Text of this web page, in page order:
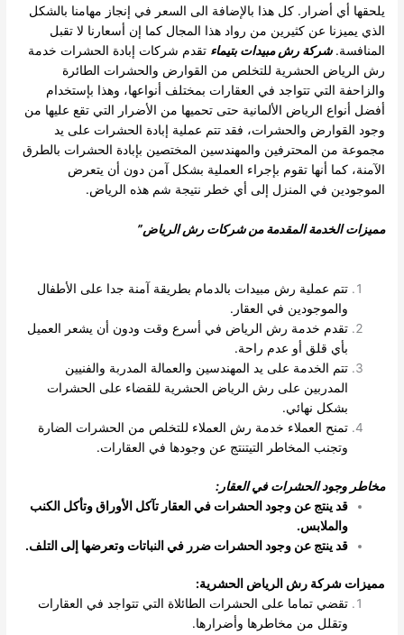
يلحقها أي أضرار. كل هذا بالإضافة الى السعر في إنجاز مهامنا بالشكل
الذي يميزنا عن كثيرين من رواد هذا المجال كما إن أسعارنا لا تقبل
المنافسة.شركة رش مبيدات بتيماء تقدم شركات إبادة الحشرات خدمة
رش الرياض الحشرية للتخلص من القوارض والحشرات الطائرة
والزاحفة التي تتواجد في العقارات بمختلف أنواعها، وهذا بإستخدام
أفضل أنواع الرياض الألمانية حتى تحميها من الأضرار التي تقع عليها من
وجود القوارض والحشرات، فقد تتم عملية إبادة الحشرات على يد
مجموعة من المحترفين والمهندسين المختصين بإبادة الحشرات بالطرق
الآمنة، كما أنها تقوم بإجراء العملية بشكل آمن دون أن يتعرض
الموجودين في المنزل إلى أي خطر نتيجة شم هذه الرياض.
مميزات الخدمة المقدمة من شركات رش الرياض”
تتم عملية رش مبيدات بالدمام بطريقة آمنة جدا على الأطفال
والموجودين في العقار.
تقدم خدمة رش الرياض في أسرع وقت ودون أن يشعر العميل
بأي قلق أو عدم راحة.
تتم الخدمة على يد المهندسين والعمالة المدربة والفنيين
المدربين على رش الرياض الحشرية للقضاء على الحشرات
بشكل نهائي.
تمنح العملاء خدمة رش العملاء للتخلص من الحشرات الضارة
وتجنب المخاطر التيتنتج عن وجودها في العقارات.
مخاطر وجود الحشرات في العقار:
قد ينتج عن وجود الحشرات في العقار تآكل الأوراق وتأكل الكنب
والملابس.
قد ينتج عن وجود الحشرات ضرر في النباتات وتعرضها إلى التلف.
مميزات شركة رش الرياض الحشرية:
تقضي تماما على الحشرات الطائلاة التي تتواجد في العقارات
وتقلل من مخاطرها وأضرارها.